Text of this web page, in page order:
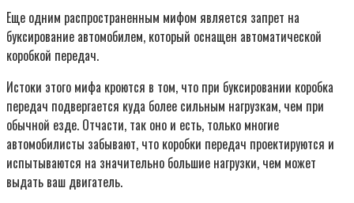
Еще одним распространенным мифом является запрет на
буксирование автомобилем, который оснащен автоматической
коробкой передач.
Истоки этого мифа кроются в том, что при буксировании коробка
передач подвергается куда более сильным нагрузкам, чем при
обычной езде. Отчасти, так оно и есть, только многие
автомобилисты забывают, что коробки передач проектируются и
испытываются на значительно большие нагрузки, чем может
выдать ваш двигатель.